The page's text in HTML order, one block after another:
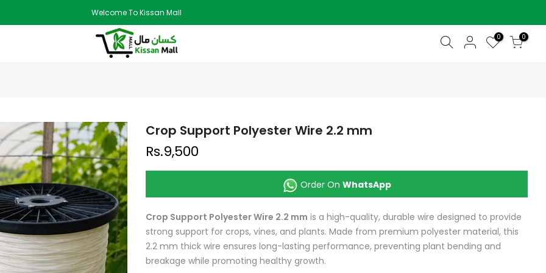
Welcome To Kissan Mall
0 0
Crop Support Polyester Wire 2.2 mm
Rs.9,500
Order On WhatsApp
Crop Support Polyester Wire 2.2 mm is a high-quality, durable wire designed to provide
strong support for crops, vines, and plants. Made from premium polyester material, this
2.2 mm thick wire ensures long-lasting performance, preventing plant bending and
breakage while promoting healthy growth.